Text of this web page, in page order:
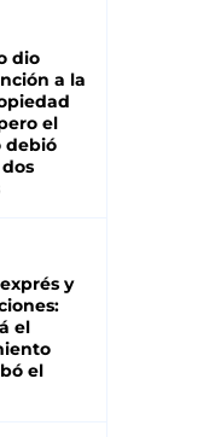
dio
a la
el
debió
y
el
el